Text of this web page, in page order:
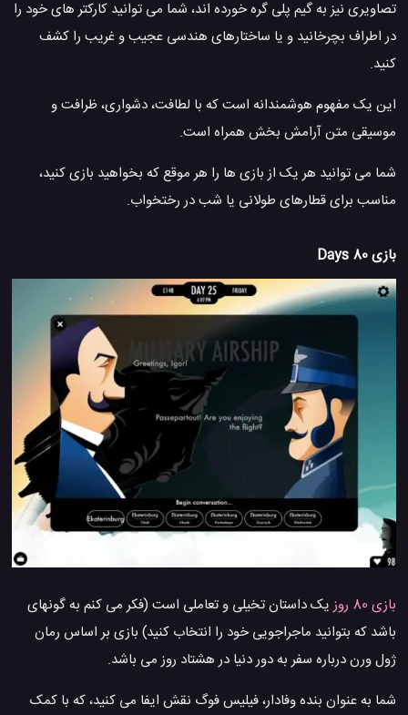
تصاویری نیز به گیم پلی گره خورده اند، شما می توانید کارکتر های خود را
در اطراف بچرخانید و یا ساختارهای هندسی عجیب و غریب را کشف
کنید.
این یک مفهوم هوشمندانه است که با لطافت، دشواری، ظرافت و
موسیقی متن آرامش بخش همراه است.
شما می توانید هر یک از بازی ها را هر موقع که بخواهید بازی کنید،
مناسب برای قطارهای طولانی یا شب در رختخواب.
بازی 80 Days
بازی 80 روز
یک داستان تخیلی و تعاملی است (فکر می کنم به گونهای
باشد که بتوانید ماجراجویی خود را انتخاب کنید) بازی بر اساس رمان
ژول ورن درباره سفر به دور دنیا در هشتاد روز می باشد.
شما به عنوان بنده وفادار، فیلیس فوگ نقش ایفا می کنید، که با کمک